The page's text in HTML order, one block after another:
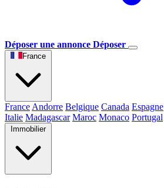
Déposer une annonce Déposer
France
France Andorre Belgique Canada Espagne
Italie Madagascar Maroc Monaco Portugal
Immobilier